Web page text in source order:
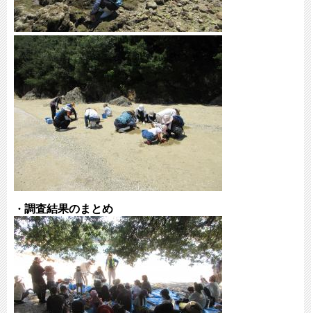
・ 調査結果のまとめ